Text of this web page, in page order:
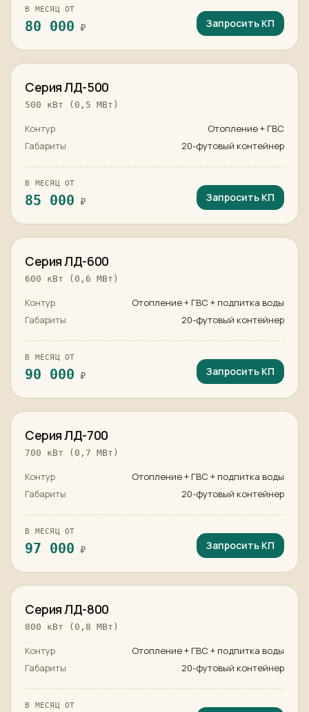
В МЕСЯЦ ОТ
80 000 ₽ Запросить КП
Серия ЛД-500
500 кВт (0,5 МВт)
Контур
Отопление + ГВС
Габариты
20-футовый контейнер
В МЕСЯЦ ОТ
85 000 ₽ Запросить КП
Серия ЛД-600
600 кВт (0,6 МВт)
Контур
Отопление + ГВС + подпитка воды
Габариты
20-футовый контейнер
В МЕСЯЦ ОТ
90 000 ₽ Запросить КП
Серия ЛД-700
700 кВт (0,7 МВт)
Контур
Отопление + ГВС + подпитка воды
Габариты
20-футовый контейнер
В МЕСЯЦ ОТ
97 000 ₽ Запросить КП
Серия ЛД-800
800 кВт (0,8 МВт)
Контур
Отопление + ГВС + подпитка воды
Габариты
20-футовый контейнер
В МЕСЯЦ ОТ